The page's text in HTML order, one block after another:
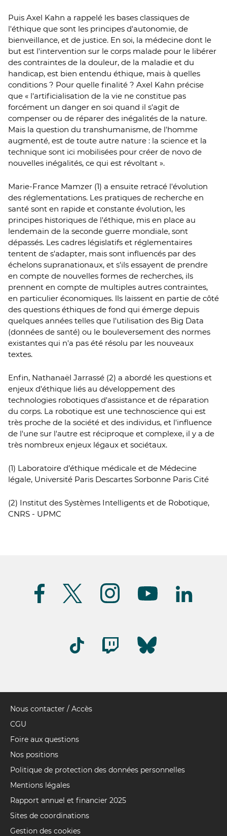
Puis Axel Kahn a rappelé les bases classiques de
l'éthique que sont les principes d'autonomie, de
bienveillance, et de justice. En soi, la médecine dont le
but est l'intervention sur le corps malade pour le libérer
des contraintes de la douleur, de la maladie et du
handicap, est bien entendu éthique, mais à quelles
conditions ? Pour quelle finalité ? Axel Kahn précise
que « l'artificialisation de la vie ne constitue pas
forcément un danger en soi quand il s'agit de
compenser ou de réparer des inégalités de la nature.
Mais la question du transhumanisme, de l'homme
augmenté, est de toute autre nature : la science et la
technique sont ici mobilisées pour créer de novo de
nouvelles inégalités, ce qui est révoltant ».
Marie-France Mamzer (1) a ensuite retracé l'évolution
des réglementations. Les pratiques de recherche en
santé sont en rapide et constante évolution, les
principes historiques de l'éthique, mis en place au
lendemain de la seconde guerre mondiale, sont
dépassés. Les cadres législatifs et réglementaires
tentent de s'adapter, mais sont influencés par des
échelons supranationaux, et s'ils essayent de prendre
en compte de nouvelles formes de recherches, ils
prennent en compte de multiples autres contraintes,
en particulier économiques. lls laissent en partie de côté
des questions éthiques de fond qui émerge depuis
quelques années telles que l'utilisation des Big Data
(données de santé) ou le bouleversement des normes
existantes qui n'a pas été résolu par les nouveaux
textes.
Enfin, Nathanaël Jarrassé (2) a abordé les questions et
enjeux d'éthique liés au développement des
technologies robotiques d'assistance et de réparation
du corps. La robotique est une technoscience qui est
très proche de la société et des individus, et l'influence
de l'une sur l'autre est réciproque et complexe, il y a de
très nombreux enjeux légaux et sociétaux.
(1) Laboratoire d’éthique médicale et de Médecine
légale, Université Paris Descartes Sorbonne Paris Cité
(2) Institut des Systèmes Intelligents et de Robotique,
CNRS - UPMC
Pied
de
Nous contacter / Accès
CGU
Foire aux questions
Nos positions
Politique de protection des données personnelles
Mentions légales
Rapport annuel et financier 2025
Sites de coordinations
Gestion des cookies